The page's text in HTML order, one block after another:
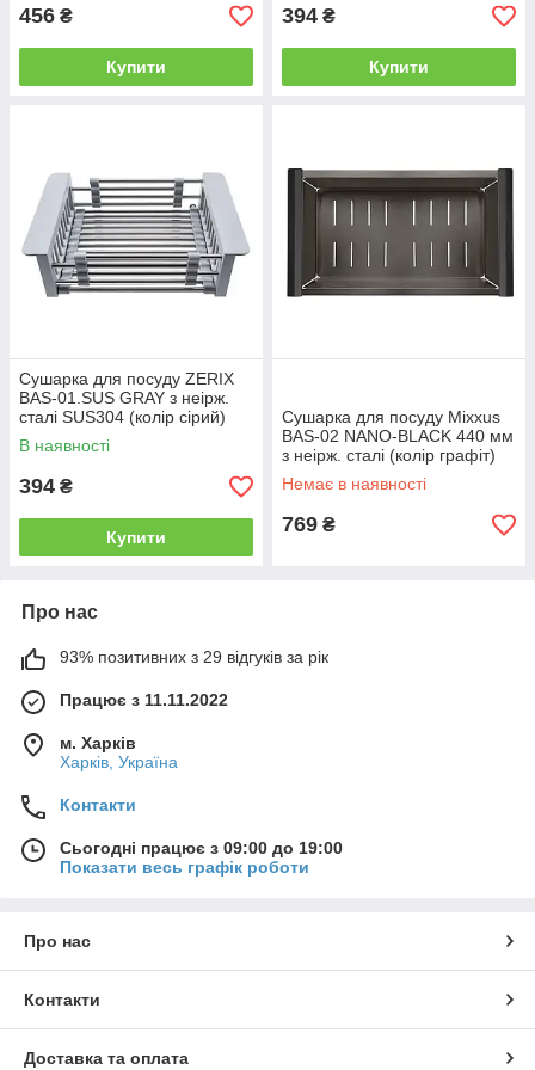
456 ₴
Купити
394 ₴
Купити
Сушарка для посуду ZERIX
BAS-01.SUS GRAY з неірж.
сталі SUS304 (колір сірий)
(ZX6105)
В наявності
394 ₴
Купити
Сушарка для посуду Mixxus
BAS-02 NANO-BLACK 440 мм
з неірж. сталі (колір графіт)
(MX1949)
Немає в наявності
769 ₴
Про нас
93% позитивних з 29 відгуків за рік
Працює з 11.11.2022
м. Харків
Харків, Україна
Контакти
Сьогодні працює з 09:00 до 19:00
Показати весь графік роботи
Про нас
Контакти
Доставка та оплата